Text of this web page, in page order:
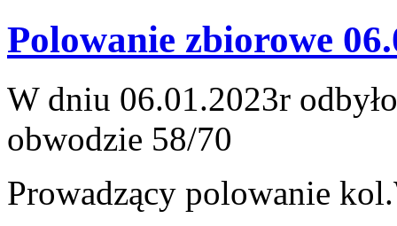
Polowanie zbiorowe
W dniu 06.01.2023r
obwodzie 58/70
Prowadzący polowanie